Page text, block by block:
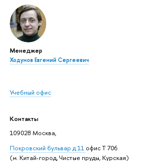
Менеджер
Ходунов Евгений Сергеевич
Учебный офис
Контакты
109028 Москва,
Покровский бульвар д.11 офис Т 706
(м. Китай-город, Чистые пруды, Курская)